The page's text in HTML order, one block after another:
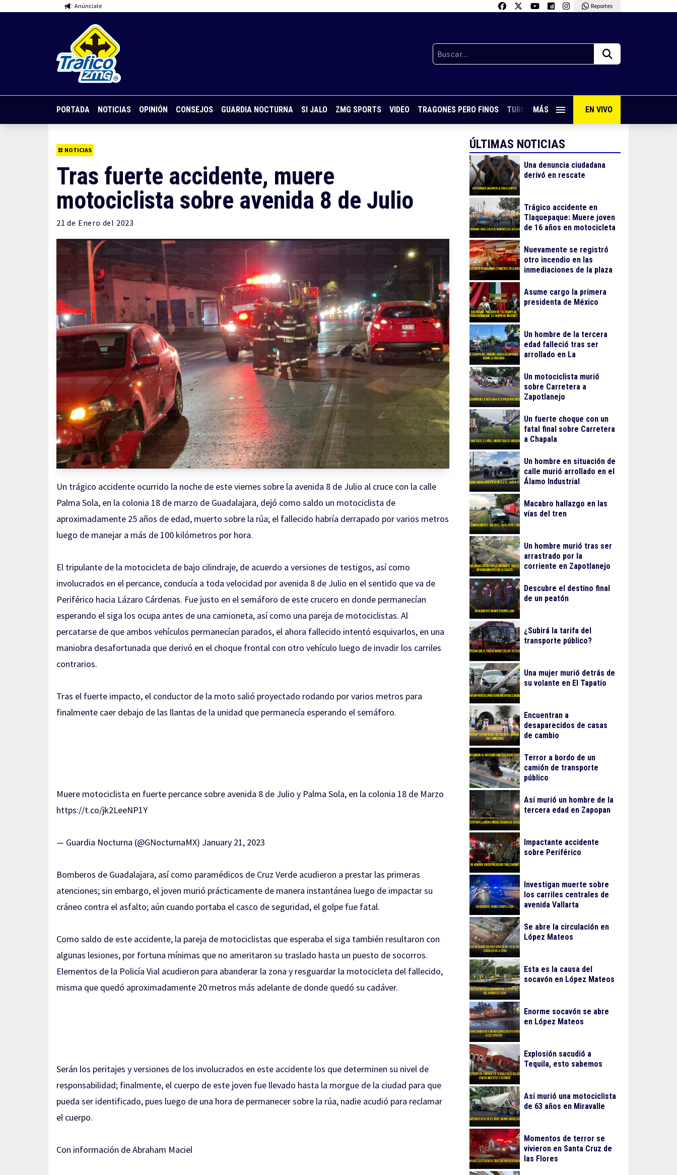
Anúnciate Reportes
PORTADA NOTICIAS OPINIÓN CONSEJOS GUARDIA NOCTURNA SI JALO ZMG SPORTS VIDEO TRAGONES PERO FINOS TURISMO CON SABOR VIVE PUERTO VALLARTA
MÁS EN VIVO
NOTICIAS
Tras fuerte accidente, muere
motociclista sobre avenida 8 de Julio
21 de Enero del 2023
Un trágico accidente ocurrido la noche de este viernes sobre la avenida 8 de Julio al cruce con la calle
Palma Sola, en la colonia 18 de marzo de Guadalajara, dejó como saldo un motociclista de
aproximadamente 25 años de edad, muerto sobre la rúa; el fallecido habría derrapado por varios metros
luego de manejar a más de 100 kilómetros por hora.
El tripulante de la motocicleta de bajo cilindraje, de acuerdo a versiones de testigos, así como
involucrados en el percance, conducía a toda velocidad por avenida 8 de Julio en el sentido que va de
Periférico hacia Lázaro Cárdenas. Fue justo en el semáforo de este crucero en donde permanecían
esperando el siga los ocupa antes de una camioneta, así como una pareja de motociclistas. Al
percatarse de que ambos vehículos permanecían parados, el ahora fallecido intentó esquivarlos, en una
maniobra desafortunada que derivó en el choque frontal con otro vehículo luego de invadir los carriles
contrarios.
Tras el fuerte impacto, el conductor de la moto salió proyectado rodando por varios metros para
finalmente caer debajo de las llantas de la unidad que permanecía esperando el semáforo.
Muere motociclista en fuerte percance sobre avenida 8 de Julio y Palma Sola, en la colonia 18 de Marzo
https://t.co/jk2LeeNP1Y
— Guardia Nocturna (@GNocturnaMX) January 21, 2023
Bomberos de Guadalajara, así como paramédicos de Cruz Verde acudieron a prestar las primeras
atenciones; sin embargo, el joven murió prácticamente de manera instantánea luego de impactar su
cráneo contra el asfalto; aún cuando portaba el casco de seguridad, el golpe fue fatal.
Como saldo de este accidente, la pareja de motociclistas que esperaba el siga también resultaron con
algunas lesiones, por fortuna mínimas que no ameritaron su traslado hasta un puesto de socorros.
Elementos de la Policía Vial acudieron para abanderar la zona y resguardar la motocicleta del fallecido,
misma que quedó aproximadamente 20 metros más adelante de donde quedó su cadáver.
Serán los peritajes y versiones de los involucrados en este accidente los que determinen su nivel de
responsabilidad; finalmente, el cuerpo de este joven fue llevado hasta la morgue de la ciudad para que
pueda ser identificado, pues luego de una hora de permanecer sobre la rúa, nadie acudió para reclamar
el cuerpo.
Con información de Abraham Maciel
ÚLTIMAS NOTICIAS
Una denuncia ciudadana
derivó en rescate
Trágico accidente en
Tlaquepaque: Muere joven
de 16 años en motocicleta
Nuevamente se registró
otro incendio en las
inmediaciones de la plaza
Asume cargo la primera
presidenta de México
Un hombre de la tercera
edad falleció tras ser
arrollado en La
Un motociclista murió
sobre Carretera a
Zapotlanejo
Un fuerte choque con un
fatal final sobre Carretera
a Chapala
Un hombre en situación de
calle murió arrollado en el
Álamo Industrial
Macabro hallazgo en las
vías del tren
Un hombre murió tras ser
arrastrado por la
corriente en Zapotlanejo
Descubre el destino final
de un peatón
¿Subirá la tarifa del
transporte público?
Una mujer murió detrás de
su volante en El Tapatío
Encuentran a
desaparecidos de casas
de cambio
Terror a bordo de un
camión de transporte
público
Así murió un hombre de la
tercera edad en Zapopan
Impactante accidente
sobre Periférico
Investigan muerte sobre
los carriles centrales de
avenida Vallarta
Se abre la circulación en
López Mateos
Esta es la causa del
socavón en López Mateos
Enorme socavón se abre
en López Mateos
Explosión sacudió a
Tequila, esto sabemos
Así murió una motociclista
de 63 años en Miravalle
Momentos de terror se
vivieron en Santa Cruz de
las Flores